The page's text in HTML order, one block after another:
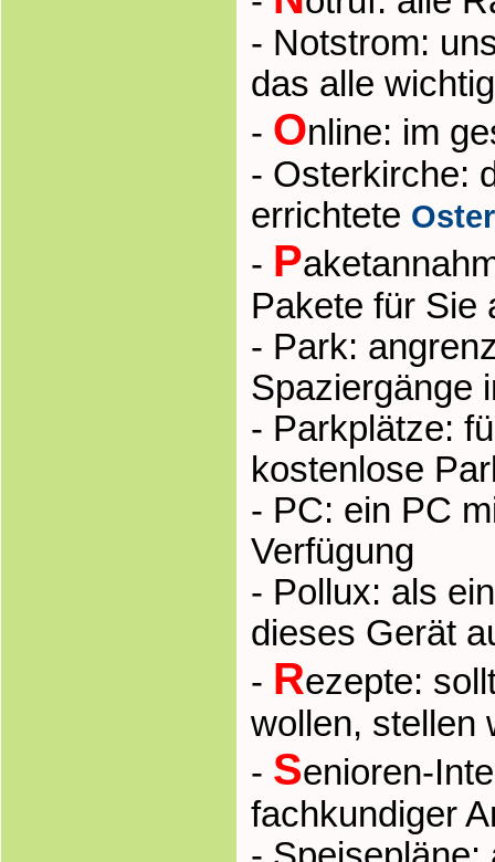
- Notstrom:
das alle
- Online: im
- Osterkirche:
errichtete
- P
Pakete für Sie
- Park:
Spaziergänge
- Parkplätze:
kostenlose
- PC: ein PC
Verfügung
- Pollux: als
dieses Gerät
- Rezepte:
wollen, stellen
- Senioren-
fachkundiger